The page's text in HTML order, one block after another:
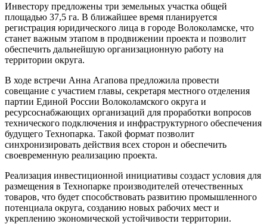
Инвестору предложены три земельных участка общей
площадью 37,5 га. В ближайшее время планируется
регистрация юридического лица в городе Волоколамске, что
станет важным этапом в продвижении проекта и позволит
обеспечить дальнейшую организационную работу на
территории округа.
В ходе встречи Анна Агапова предложила провести
совещание с участием главы, секретаря местного отделения
партии Единой России Волоколамского округа и
ресурсоснабжающих организаций для проработки вопросов
технического подключения и инфраструктурного обеспечения
будущего Технопарка. Такой формат позволит
синхронизировать действия всех сторон и обеспечить
своевременную реализацию проекта.
Реализация инвестиционной инициативы создаст условия для
размещения в Технопарке производителей отечественных
товаров, что будет способствовать развитию промышленного
потенциала округа, созданию новых рабочих мест и
укреплению экономической устойчивости территории.